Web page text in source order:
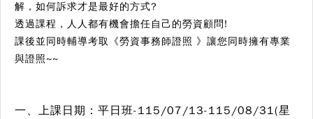
解，如何訴求才是最好的方式?
透過課程，人人都有機會擔任自己的勞資顧問!
課後並同時輔導考取《勞資事務師證照 》讓您同時擁有專業
與證照~~
一、上課日期： 平日班-115/07/13-115/08/31(星